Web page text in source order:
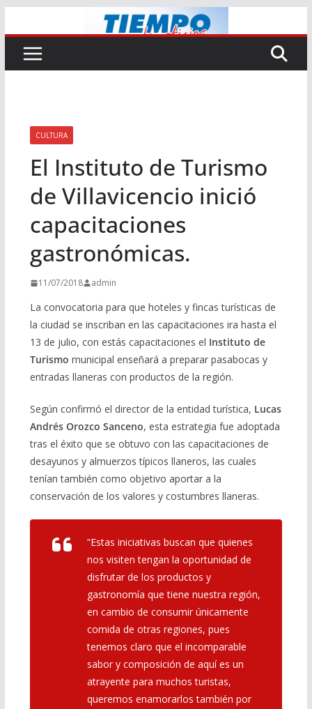
al
contenido
CULTURA
El Instituto de Turismo
de Villavicencio inició
capacitaciones
gastronómicas.
11/07/2018 admin
La convocatoria para que hoteles y fincas turísticas de
la ciudad se inscriban en las capacitaciones ira hasta el
13 de julio, con estás capacitaciones el Instituto de
Turismo municipal enseñará a preparar pasabocas y
entradas llaneras con productos de la región.
Según confirmó el director de la entidad turística, Lucas
Andrés Orozco Sanceno, esta estrategia fue adoptada
tras el éxito que se obtuvo con las capacitaciones de
desayunos y almuerzos típicos llaneros, las cuales
tenían también como objetivo aportar a la
conservación de los valores y costumbres llaneras.
“Estas iniciativas buscan que quienes
nos visiten tengan la oportunidad de
disfrutar de los productos y
gastronomía que tiene nuestra región,
en cambio de consumir únicamente
comida de otras regiones, pues
tenemos claro que el incomparable
sabor y composición de aquí es un
atrayente para muchos turistas,
queremos enamorarlos también por